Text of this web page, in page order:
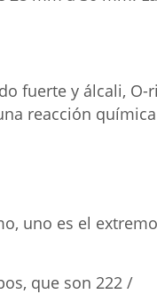
fuerte y álcali, O-
reacción
uno es el extremo
que son 222 /